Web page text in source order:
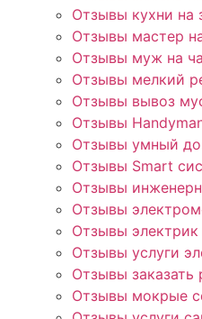
Отзывы кухни на
Отзывы мастер
Отзывы муж на
Отзывы мелкий
Отзывы вывоз
Отзывы
Отзывы умный
Отзывы Smart
Отзывы
Отзывы
Отзывы
Отзывы услуги
Отзывы заказать
Отзывы мокрые